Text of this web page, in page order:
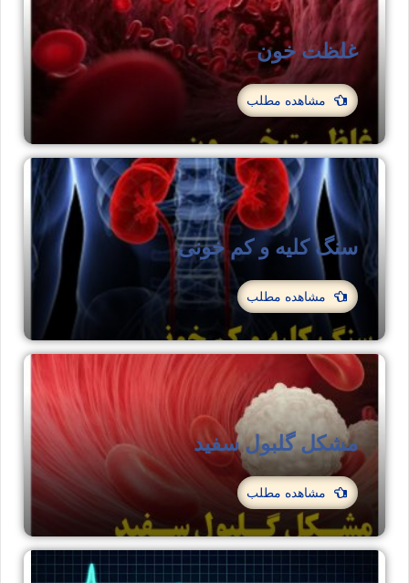
غلظت خون
مشاهده مطلب
سنگ کلیه و کم خونی
مشاهده مطلب
مشکل گلبول سفید
مشاهده مطلب